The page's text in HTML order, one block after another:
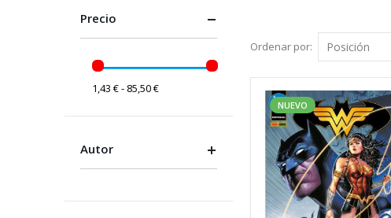
Ordenar por
NUEVO
Precio
1,43 € - 85,50 €
Autor